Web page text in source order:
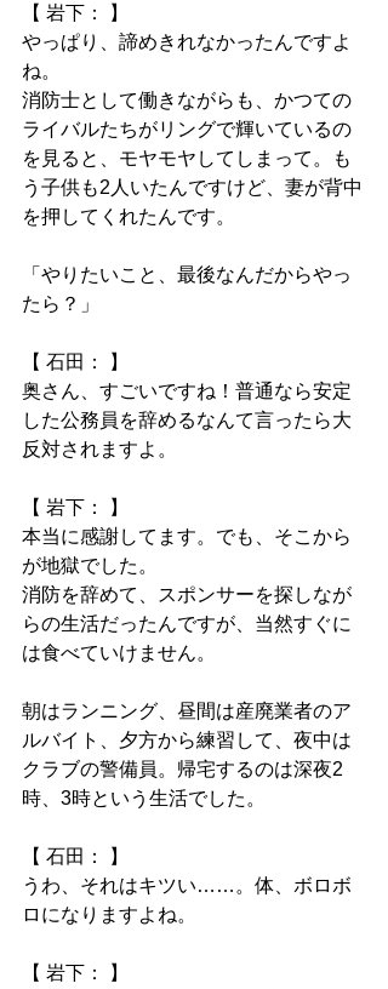
【 岩下： 】
やっぱり、諦めきれなかったんですよ
ね。
消防士として働きながらも、かつての
ライバルたちがリングで輝いているの
を見ると、モヤモヤしてしまって。も
う子供も2人いたんですけど、妻が背中
を押してくれたんです。
「やりたいこと、最後なんだからやっ
たら？」
【 石田： 】
奥さん、すごいですね！普通なら安定
した公務員を辞めるなんて言ったら大
反対されますよ。
【 岩下： 】
本当に感謝してます。でも、そこから
が地獄でした。
消防を辞めて、スポンサーを探しなが
らの生活だったんですが、当然すぐに
は食べていけません。
朝はランニング、昼間は産廃業者のア
ルバイト、夕方から練習して、夜中は
クラブの警備員。帰宅するのは深夜2
時、3時という生活でした。
【 石田： 】
うわ、それはキツい……。体、ボロボ
ロになりますよね。
【 岩下： 】